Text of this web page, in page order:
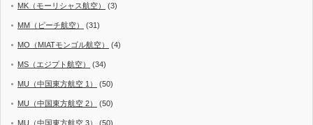
MK（モーリシャス航空） (3)
MM（ピーチ航空） (31)
MO（MIATモンゴル航空） (4)
MS（エジプト航空） (34)
MU（中国東方航空 1） (50)
MU（中国東方航空 2） (50)
MU（中国東方航空 3） (50)